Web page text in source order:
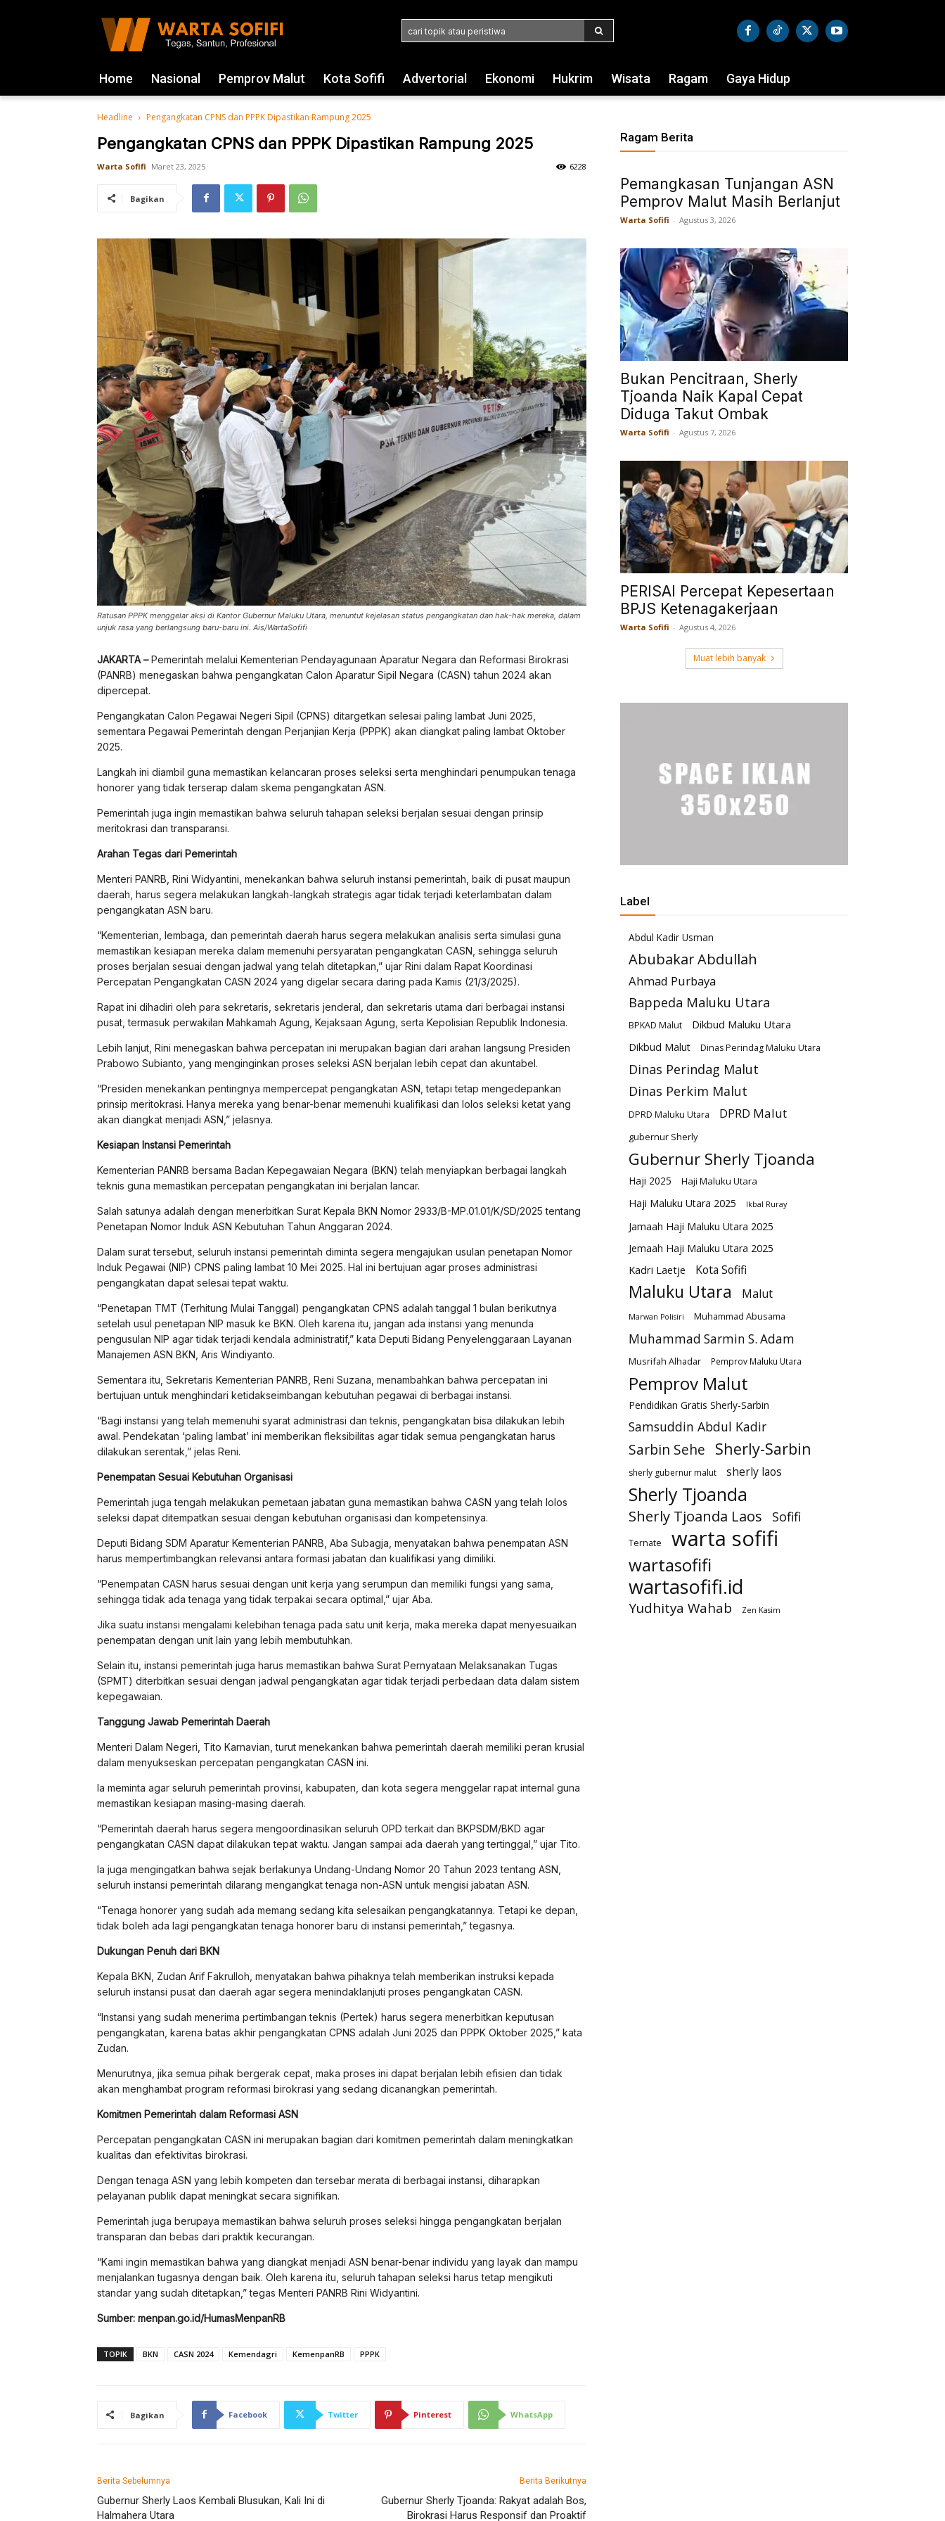
cari topik atau peristiwa
Home Nasional Pemprov Malut Kota Sofifi Advertorial Ekonomi Hukrim Wisata Ragam Gaya Hidup
Headline Pengangkatan CPNS dan PPPK Dipastikan Rampung 2025
Pengangkatan CPNS dan PPPK Dipastikan Rampung 2025
Warta Sofifi Maret 23, 2025 6228
Bagikan
Ratusan PPPK menggelar aksi di Kantor Gubernur Maluku Utara, menuntut kejelasan status pengangkatan dan hak-hak mereka, dalam
unjuk rasa yang berlangsung baru-baru ini. Ais/WartaSofifi
JAKARTA –Pemerintah melalui Kementerian Pendayagunaan Aparatur Negara dan Reformasi Birokrasi
(PANRB) menegaskan bahwa pengangkatan Calon Aparatur Sipil Negara (CASN) tahun 2024 akan
dipercepat.
Pengangkatan Calon Pegawai Negeri Sipil (CPNS) ditargetkan selesai paling lambat Juni 2025,
sementara Pegawai Pemerintah dengan Perjanjian Kerja (PPPK) akan diangkat paling lambat Oktober
2025.
Langkah ini diambil guna memastikan kelancaran proses seleksi serta menghindari penumpukan tenaga
honorer yang tidak terserap dalam skema pengangkatan ASN.
Pemerintah juga ingin memastikan bahwa seluruh tahapan seleksi berjalan sesuai dengan prinsip
meritokrasi dan transparansi.
Arahan Tegas dari Pemerintah
Menteri PANRB, Rini Widyantini, menekankan bahwa seluruh instansi pemerintah, baik di pusat maupun
daerah, harus segera melakukan langkah-langkah strategis agar tidak terjadi keterlambatan dalam
pengangkatan ASN baru.
“Kementerian, lembaga, dan pemerintah daerah harus segera melakukan analisis serta simulasi guna
memastikan kesiapan mereka dalam memenuhi persyaratan pengangkatan CASN, sehingga seluruh
proses berjalan sesuai dengan jadwal yang telah ditetapkan,” ujar Rini dalam Rapat Koordinasi
Percepatan Pengangkatan CASN 2024 yang digelar secara daring pada Kamis (21/3/2025).
Rapat ini dihadiri oleh para sekretaris, sekretaris jenderal, dan sekretaris utama dari berbagai instansi
pusat, termasuk perwakilan Mahkamah Agung, Kejaksaan Agung, serta Kepolisian Republik Indonesia.
Lebih lanjut, Rini menegaskan bahwa percepatan ini merupakan bagian dari arahan langsung Presiden
Prabowo Subianto, yang menginginkan proses seleksi ASN berjalan lebih cepat dan akuntabel.
“Presiden menekankan pentingnya mempercepat pengangkatan ASN, tetapi tetap mengedepankan
prinsip meritokrasi. Hanya mereka yang benar-benar memenuhi kualifikasi dan lolos seleksi ketat yang
akan diangkat menjadi ASN,” jelasnya.
Kesiapan Instansi Pemerintah
Kementerian PANRB bersama Badan Kepegawaian Negara (BKN) telah menyiapkan berbagai langkah
teknis guna memastikan percepatan pengangkatan ini berjalan lancar.
Salah satunya adalah dengan menerbitkan Surat Kepala BKN Nomor 2933/B-MP.01.01/K/SD/2025 tentang
Penetapan Nomor Induk ASN Kebutuhan Tahun Anggaran 2024.
Dalam surat tersebut, seluruh instansi pemerintah diminta segera mengajukan usulan penetapan Nomor
Induk Pegawai (NIP) CPNS paling lambat 10 Mei 2025. Hal ini bertujuan agar proses administrasi
pengangkatan dapat selesai tepat waktu.
“Penetapan TMT (Terhitung Mulai Tanggal) pengangkatan CPNS adalah tanggal 1 bulan berikutnya
setelah usul penetapan NIP masuk ke BKN. Oleh karena itu, jangan ada instansi yang menunda
pengusulan NIP agar tidak terjadi kendala administratif,” kata Deputi Bidang Penyelenggaraan Layanan
Manajemen ASN BKN, Aris Windiyanto.
Sementara itu, Sekretaris Kementerian PANRB, Reni Suzana, menambahkan bahwa percepatan ini
bertujuan untuk menghindari ketidakseimbangan kebutuhan pegawai di berbagai instansi.
“Bagi instansi yang telah memenuhi syarat administrasi dan teknis, pengangkatan bisa dilakukan lebih
awal. Pendekatan ‘paling lambat’ ini memberikan fleksibilitas agar tidak semua pengangkatan harus
dilakukan serentak,” jelas Reni.
Penempatan Sesuai Kebutuhan Organisasi
Pemerintah juga tengah melakukan pemetaan jabatan guna memastikan bahwa CASN yang telah lolos
seleksi dapat ditempatkan sesuai dengan kebutuhan organisasi dan kompetensinya.
Deputi Bidang SDM Aparatur Kementerian PANRB, Aba Subagja, menyatakan bahwa penempatan ASN
harus mempertimbangkan relevansi antara formasi jabatan dan kualifikasi yang dimiliki.
“Penempatan CASN harus sesuai dengan unit kerja yang serumpun dan memiliki fungsi yang sama,
sehingga tidak ada tenaga yang tidak terpakai secara optimal,” ujar Aba.
Jika suatu instansi mengalami kelebihan tenaga pada satu unit kerja, maka mereka dapat menyesuaikan
penempatan dengan unit lain yang lebih membutuhkan.
Selain itu, instansi pemerintah juga harus memastikan bahwa Surat Pernyataan Melaksanakan Tugas
(SPMT) diterbitkan sesuai dengan jadwal pengangkatan agar tidak terjadi perbedaan data dalam sistem
kepegawaian.
Tanggung Jawab Pemerintah Daerah
Menteri Dalam Negeri, Tito Karnavian, turut menekankan bahwa pemerintah daerah memiliki peran krusial
dalam menyukseskan percepatan pengangkatan CASN ini.
Ia meminta agar seluruh pemerintah provinsi, kabupaten, dan kota segera menggelar rapat internal guna
memastikan kesiapan masing-masing daerah.
“Pemerintah daerah harus segera mengoordinasikan seluruh OPD terkait dan BKPSDM/BKD agar
pengangkatan CASN dapat dilakukan tepat waktu. Jangan sampai ada daerah yang tertinggal,” ujar Tito.
Ia juga mengingatkan bahwa sejak berlakunya Undang-Undang Nomor 20 Tahun 2023 tentang ASN,
seluruh instansi pemerintah dilarang mengangkat tenaga non-ASN untuk mengisi jabatan ASN.
“Tenaga honorer yang sudah ada memang sedang kita selesaikan pengangkatannya. Tetapi ke depan,
tidak boleh ada lagi pengangkatan tenaga honorer baru di instansi pemerintah,” tegasnya.
Dukungan Penuh dari BKN
Kepala BKN, Zudan Arif Fakrulloh, menyatakan bahwa pihaknya telah memberikan instruksi kepada
seluruh instansi pusat dan daerah agar segera menindaklanjuti proses pengangkatan CASN.
“Instansi yang sudah menerima pertimbangan teknis (Pertek) harus segera menerbitkan keputusan
pengangkatan, karena batas akhir pengangkatan CPNS adalah Juni 2025 dan PPPK Oktober 2025,” kata
Zudan.
Menurutnya, jika semua pihak bergerak cepat, maka proses ini dapat berjalan lebih efisien dan tidak
akan menghambat program reformasi birokrasi yang sedang dicanangkan pemerintah.
Komitmen Pemerintah dalam Reformasi ASN
Percepatan pengangkatan CASN ini merupakan bagian dari komitmen pemerintah dalam meningkatkan
kualitas dan efektivitas birokrasi.
Dengan tenaga ASN yang lebih kompeten dan tersebar merata di berbagai instansi, diharapkan
pelayanan publik dapat meningkat secara signifikan.
Pemerintah juga berupaya memastikan bahwa seluruh proses seleksi hingga pengangkatan berjalan
transparan dan bebas dari praktik kecurangan.
“Kami ingin memastikan bahwa yang diangkat menjadi ASN benar-benar individu yang layak dan mampu
menjalankan tugasnya dengan baik. Oleh karena itu, seluruh tahapan seleksi harus tetap mengikuti
standar yang sudah ditetapkan,” tegas Menteri PANRB Rini Widyantini.
Sumber: menpan.go.id/HumasMenpanRB
TOPIK BKN CASN 2024 Kemendagri KemenpanRB PPPK
Bagikan Facebook Twitter Pinterest WhatsApp
Berita Sebelumnya
Gubernur Sherly Laos Kembali Blusukan, Kali Ini di
Halmahera Utara
Berita Berikutnya
Gubernur Sherly Tjoanda: Rakyat adalah Bos,
Birokrasi Harus Responsif dan Proaktif
Ragam Berita
Pemangkasan Tunjangan ASN
Pemprov Malut Masih Berlanjut
Warta Sofifi - Agustus 3, 2026
Bukan Pencitraan, Sherly
Tjoanda Naik Kapal Cepat
Diduga Takut Ombak
Warta Sofifi - Agustus 7, 2026
PERISAI Percepat Kepesertaan
BPJS Ketenagakerjaan
Warta Sofifi - Agustus 4, 2026
Muat lebih banyak
Label
Abdul Kadir Usman
Abubakar Abdullah
Ahmad Purbaya
Bappeda Maluku Utara
BPKAD Malut Dikbud Maluku Utara
Dikbud Malut Dinas Perindag Maluku Utara
Dinas Perindag Malut
Dinas Perkim Malut
DPRD Maluku Utara DPRD Malut
gubernur Sherly
Gubernur Sherly Tjoanda
Haji 2025 Haji Maluku Utara
Haji Maluku Utara 2025 Ikbal Ruray
Jamaah Haji Maluku Utara 2025
Jemaah Haji Maluku Utara 2025
Kadri Laetje Kota Sofifi
Maluku Utara Malut
Marwan Polisiri Muhammad Abusama
Muhammad Sarmin S. Adam
Musrifah Alhadar Pemprov Maluku Utara
Pemprov Malut
Pendidikan Gratis Sherly-Sarbin
Samsuddin Abdul Kadir
Sarbin Sehe Sherly-Sarbin
sherly gubernur malut sherly laos
Sherly Tjoanda
Sherly Tjoanda Laos Sofifi
Ternate warta sofifi
wartasofifi
wartasofifi.id
Yudhitya Wahab Zen Kasim